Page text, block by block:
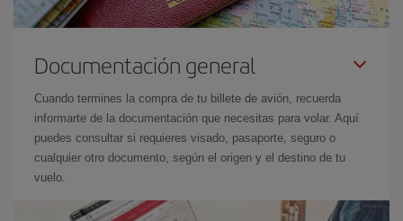
Documentación general
Cuando termines la compra de tu billete de avión, recuerda
informarte de la documentación que necesitas para volar. Aquí
puedes consultar si requieres visado, pasaporte, seguro o
cualquier otro documento, según el origen y el destino de tu
vuelo.